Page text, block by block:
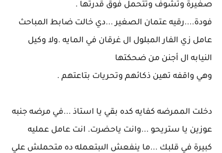
صغيرة وتشوف وتتحمل فوق قدرتها .
فودة....رقيه عتمان الصغير ...دي خالت ضابط المباحث
عامل زي الفار المبلول ال غرقان في المايه .ولا وكيل
النيابه ال أجنن من ضحكتها
وهي واقفه تهين ذكائهم وتحريات بتاعتهم .
دخلت الممرضه كفايه كده بقي يا استاذ ...في مرضه جنبه
عوزين يا ستريحو ...وانت ياحضرت. انت عامل عمليه
كبيرة في قلبك ...ما ينفعش الىبتعمله ده متحملش علي